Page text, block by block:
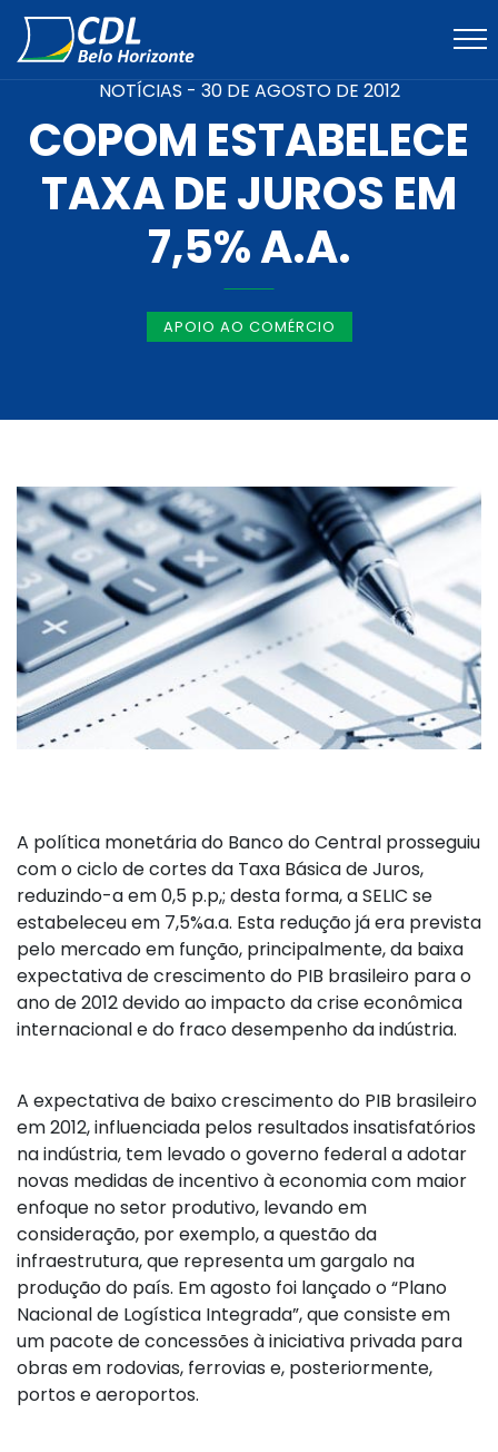
NOTÍCIAS - 30 DE AGOSTO DE 2012
COPOM ESTABELECE
TAXA DE JUROS EM
7,5% A.A.
APOIO AO COMÉRCIO
A política monetária do Banco do Central prosseguiu
com o ciclo de cortes da Taxa Básica de Juros,
reduzindo-a em 0,5 p.p,; desta forma, a SELIC se
estabeleceu em 7,5%a.a. Esta redução já era prevista
pelo mercado em função, principalmente, da baixa
expectativa de crescimento do PIB brasileiro para o
ano de 2012 devido ao impacto da crise econômica
internacional e do fraco desempenho da indústria.
A expectativa de baixo crescimento do PIB brasileiro
em 2012, influenciada pelos resultados insatisfatórios
na indústria, tem levado o governo federal a adotar
novas medidas de incentivo à economia com maior
enfoque no setor produtivo, levando em
consideração, por exemplo, a questão da
infraestrutura, que representa um gargalo na
produção do país. Em agosto foi lançado o “Plano
Nacional de Logística Integrada”, que consiste em
um pacote de concessões à iniciativa privada para
obras em rodovias, ferrovias e, posteriormente,
portos e aeroportos.